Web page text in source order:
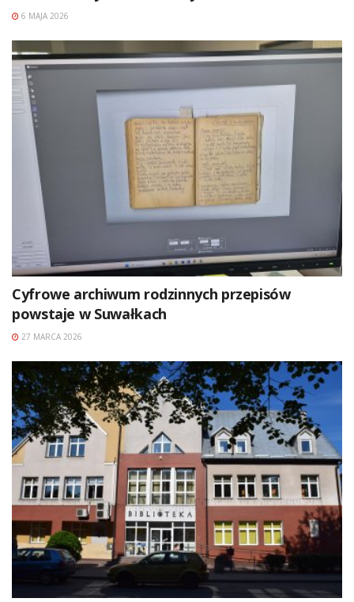
6 MAJA 2026
Cyfrowe archiwum rodzinnych przepisów
powstaje w Suwałkach
27 MARCA 2026